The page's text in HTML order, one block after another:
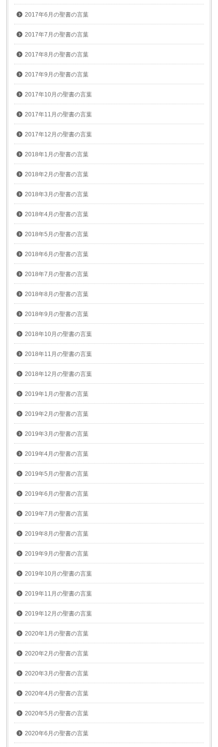
2017年6月の聖書の言葉
2017年7月の聖書の言葉
2017年8月の聖書の言葉
2017年9月の聖書の言葉
2017年10月の聖書の言葉
2017年11月の聖書の言葉
2017年12月の聖書の言葉
2018年1月の聖書の言葉
2018年2月の聖書の言葉
2018年3月の聖書の言葉
2018年4月の聖書の言葉
2018年5月の聖書の言葉
2018年6月の聖書の言葉
2018年7月の聖書の言葉
2018年8月の聖書の言葉
2018年9月の聖書の言葉
2018年10月の聖書の言葉
2018年11月の聖書の言葉
2018年12月の聖書の言葉
2019年1月の聖書の言葉
2019年2月の聖書の言葉
2019年3月の聖書の言葉
2019年4月の聖書の言葉
2019年5月の聖書の言葉
2019年6月の聖書の言葉
2019年7月の聖書の言葉
2019年8月の聖書の言葉
2019年9月の聖書の言葉
2019年10月の聖書の言葉
2019年11月の聖書の言葉
2019年12月の聖書の言葉
2020年1月の聖書の言葉
2020年2月の聖書の言葉
2020年3月の聖書の言葉
2020年4月の聖書の言葉
2020年5月の聖書の言葉
2020年6月の聖書の言葉